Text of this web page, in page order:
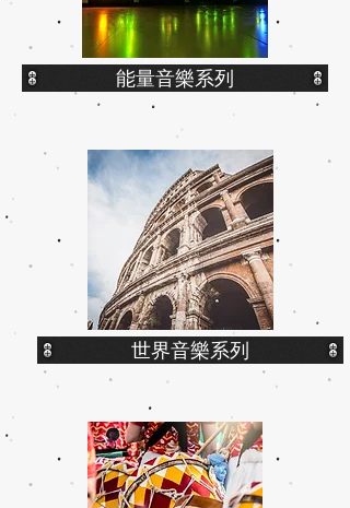
能量音樂系列
世界音樂系列